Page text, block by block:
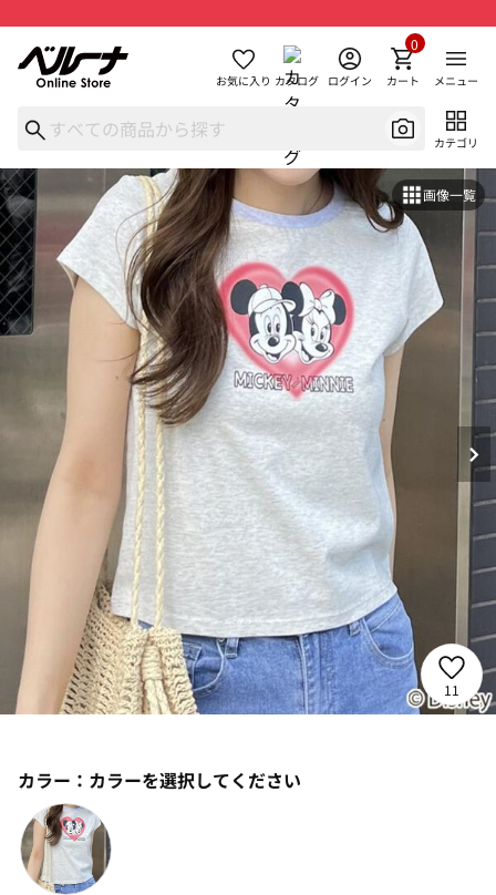
お気に入り カタログ ログイン カート
0
メニュー
カテゴリ
画像一覧
11
カラー： カラーを選択してください